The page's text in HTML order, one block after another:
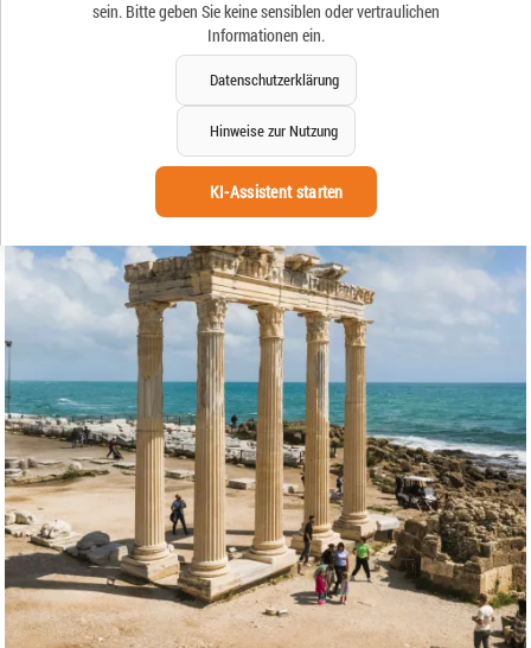
sein. Bitte geben Sie keine sensiblen oder vertraulichen
Informationen ein.
Datenschutzerklärung
Hinweise zur Nutzung
KI-Assistent starten